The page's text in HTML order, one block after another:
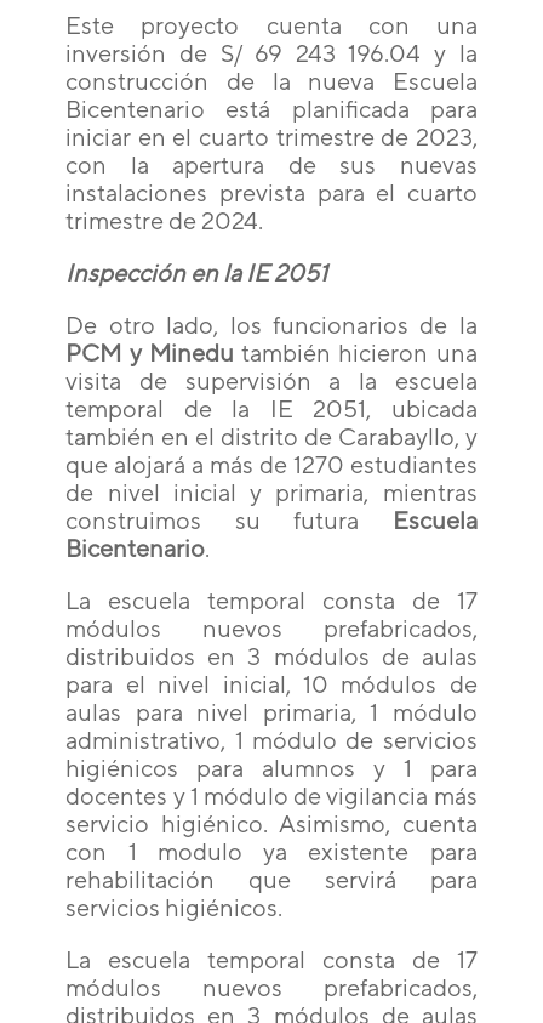
Este proyecto cuenta con una
inversión de S/ 69 243 196.04 y la
construcción de la nueva Escuela
Bicentenario está planificada para
iniciar en el cuarto trimestre de 2023,
con la apertura de sus nuevas
instalaciones prevista para el cuarto
trimestre de 2024.
Inspección en la IE 2051
De otro lado, los funcionarios de la
PCM y Minedu también hicieron una
visita de supervisión a la escuela
temporal de la IE 2051, ubicada
también en el distrito de Carabayllo, y
que alojará a más de 1270 estudiantes
de nivel inicial y primaria, mientras
construimos su futura
Escuela
Bicentenario.
La escuela temporal consta de 17
módulos nuevos prefabricados,
distribuidos en 3 módulos de aulas
para el nivel inicial, 10 módulos de
aulas para nivel primaria, 1 módulo
administrativo, 1 módulo de servicios
higiénicos para alumnos y 1 para
docentes y 1 módulo de vigilancia más
servicio higiénico. Asimismo, cuenta
con 1 modulo ya existente para
rehabilitación que servirá para
servicios higiénicos.
La escuela temporal consta de 17
módulos nuevos prefabricados,
distribuidos en 3 módulos de aulas